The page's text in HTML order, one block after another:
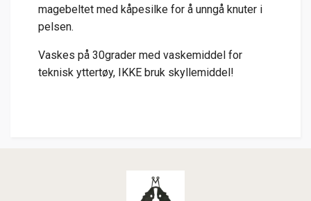
magebeltet med kåpesilke for å unngå knuter i
pelsen.
Vaskes på 30grader med vaskemiddel for
teknisk yttertøy, IKKE bruk skyllemiddel!